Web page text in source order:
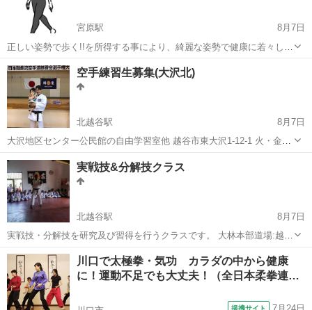
宮原駅
8月7日
正しい姿勢で歩く!!を所得する事により、綺麗な姿勢で健康に若々しく
☆どなたでもお気軽に参加できます。 1レッスン600円 毎週火曜日14
時〜14時50分 他のレッスンスケジュール♪ (火)健康ヘルスウォーキン
グ※...
埼玉 さいたま市 宮原駅 ヨガ
空手練習生募集(大沢北)
北越谷駅
8月7日
大沢地区センター公民館の自由学習室他 越谷市東大沢1-12-1 火・金曜
日 18時～19時半 少年部(小学生以下) 19時～21時 一般部(中学生以
上) まずは動き易い格好で、水筒と汗拭きタオルを持って無料体験をし
て下さ...
埼玉 越谷市 北越谷駅 スポーツ
実戦技&分解技クラス
北越谷駅
8月7日
実戦技・分解技を研究及び習得を行うクラスです。 大林本部道場:越谷
市大林593-1 毎週月曜日19時～21時 担当者 久保田英樹 ✳️せんげん台
道場、空き時間帯をお貸しします。利用者募集中✳️
埼玉 越谷市 北越谷駅 空手/他格闘技 クラス
川口で太極拳・気功 カラダの中から健康
に！運動不足でも大丈夫！（全日本柔拳連